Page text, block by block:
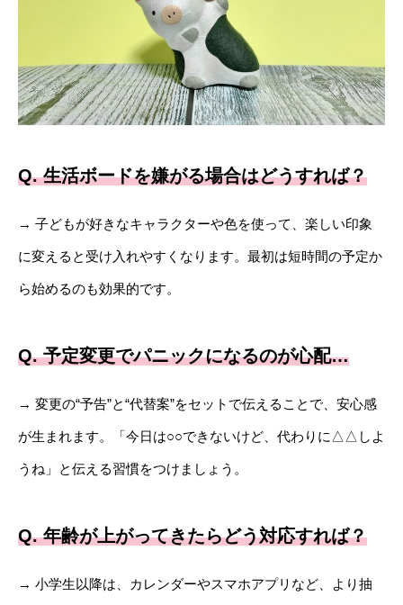
Q. 生活ボードを嫌がる場合はどうすれば？
→ 子どもが好きなキャラクターや色を使って、楽しい印象
に変えると受け入れやすくなります。最初は短時間の予定か
ら始めるのも効果的です。
Q. 予定変更でパニックになるのが心配…
→ 変更の“予告”と“代替案”をセットで伝えることで、安心感
が生まれます。「今日は○○できないけど、代わりに△△しよ
うね」と伝える習慣をつけましょう。
Q. 年齢が上がってきたらどう対応すれば？
→ 小学生以降は、カレンダーやスマホアプリなど、より抽